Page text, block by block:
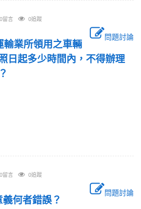
0留言 0追蹤
問題討論
輸業所領用之車輛
日起多少時間內，不得辦理
0留言 0追蹤
問題討論
何者錯誤？